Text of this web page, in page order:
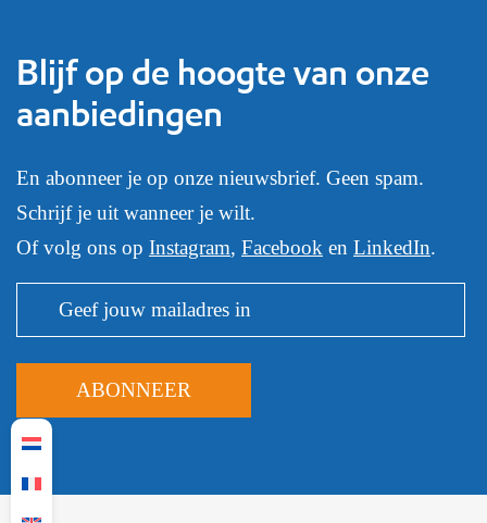
Blijf op de hoogte van onze
aanbiedingen
En abonneer je op onze nieuwsbrief. Geen spam.
Schrijf je uit wanneer je wilt.
Of volg ons op Instagram, Facebook en LinkedIn.